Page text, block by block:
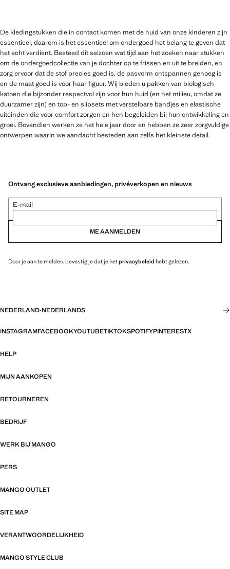
De kledingstukken die in contact komen met de huid van onze kinderen zijn
essentieel, daarom is het essentieel om ondergoed het belang te geven dat
het echt verdient. Besteed dit seizoen wat tijd aan het zoeken naar stukken
om de ondergoedcollectie van je dochter op te frissen en uit te breiden, en
zorg ervoor dat de stof precies goed is, de pasvorm ontspannen genoeg is
en de maat goed is voor haar figuur. Wij bieden u pakken van biologisch
katoen die bijzonder respectvol zijn voor hun huid (en het milieu, omdat ze
duurzamer zijn) en top- en slipsets met verstelbare bandjes en elastische
uiteinden die voor comfort zorgen en hen begeleiden bij hun ontwikkeling en
groei. Bovendien werken ze het hele jaar door en hebben ze zeer zorgvuldige
ontwerpen waarin we aandacht besteden aan zelfs het kleinste detail.
Ontvang exclusieve aanbiedingen, privéverkopen en nieuws
E-mail
ME AANMELDEN
Door je aan te melden, bevestig je dat je hetprivacybeleid hebt gelezen.
NEDERLAND·NEDERLANDS
INSTAGRAMFACEBOOKYOUTUBETIKTOKSPOTIFYPINTERESTX
HELP
MIJN AANKOPEN
RETOURNEREN
BEDRIJF
WERK BIJ MANGO
PERS
MANGO OUTLET
SITE MAP
VERANTWOORDELIJKHEID
MANGO STYLE CLUB